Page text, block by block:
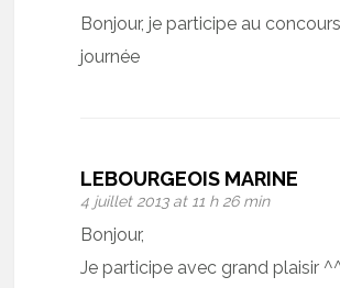
Bonjour, je participe au
journée
LEBOURGEOIS MARINE
4 juillet 2013 at 11 h 26 min
Bonjour,
Je participe avec grand plaisir